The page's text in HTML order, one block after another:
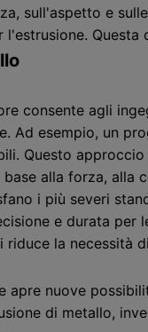
sull'aspetto e
consente agli
Ad esempio, un
Questo
alla forza,
i più severi
e durata per
la necessità
nuove
di metallo,